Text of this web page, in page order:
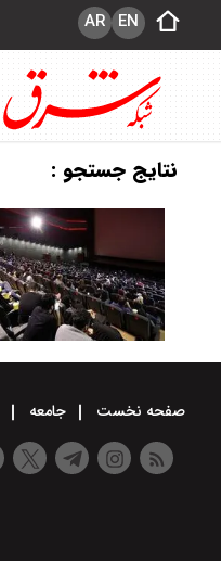
EN
AR
نتایج جستجو :
صفحه نخست جامعه